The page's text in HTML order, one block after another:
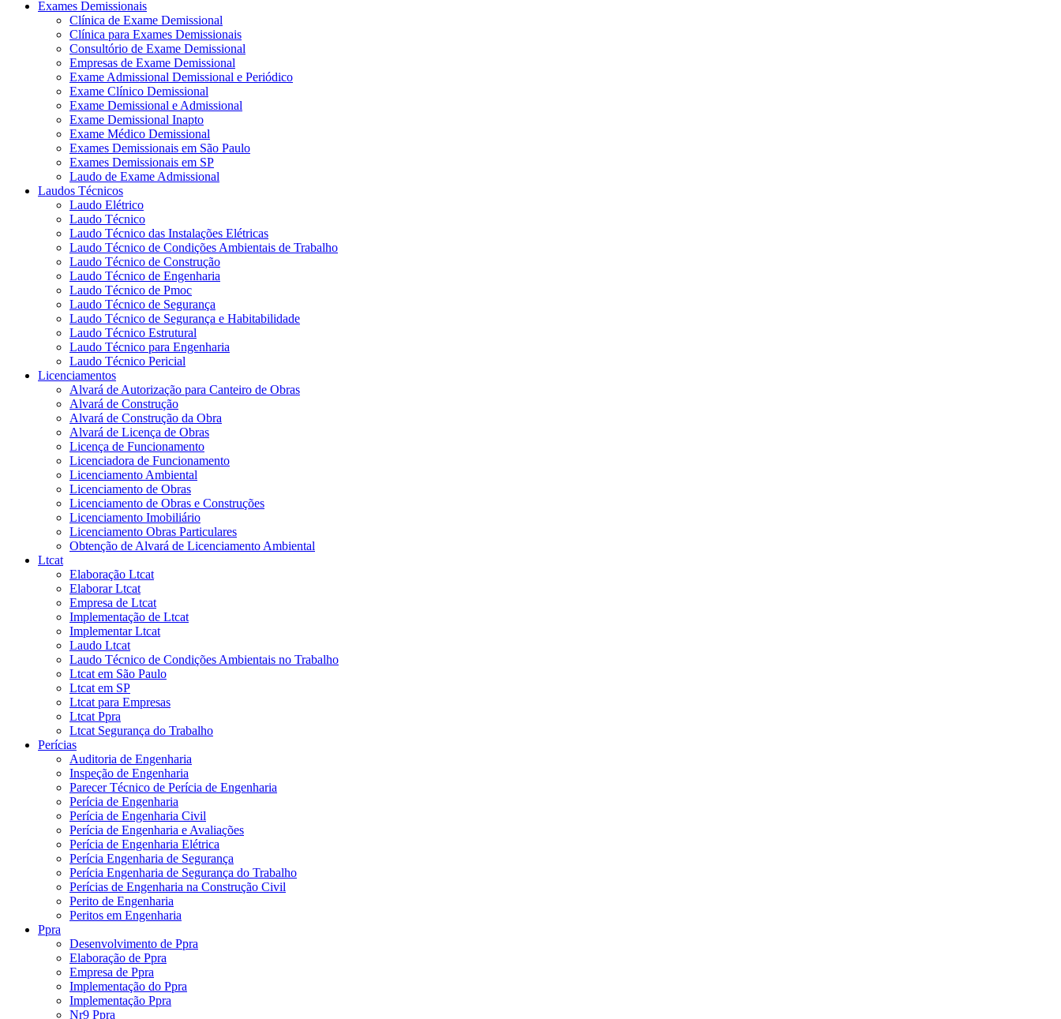
Exames Demissionais
Clínica de Exame Demissional
Clínica para Exames Demissionais
Consultório de Exame Demissional
Empresas de Exame Demissional
Exame Admissional Demissional e Periódico
Exame Clínico Demissional
Exame Demissional e Admissional
Exame Demissional Inapto
Exame Médico Demissional
Exames Demissionais em São Paulo
Exames Demissionais em SP
Laudo de Exame Admissional
Laudos Técnicos
Laudo Elétrico
Laudo Técnico
Laudo Técnico das Instalações Elétricas
Laudo Técnico de Condições Ambientais de Trabalho
Laudo Técnico de Construção
Laudo Técnico de Engenharia
Laudo Técnico de Pmoc
Laudo Técnico de Segurança
Laudo Técnico de Segurança e Habitabilidade
Laudo Técnico Estrutural
Laudo Técnico para Engenharia
Laudo Técnico Pericial
Licenciamentos
Alvará de Autorização para Canteiro de Obras
Alvará de Construção
Alvará de Construção da Obra
Alvará de Licença de Obras
Licença de Funcionamento
Licenciadora de Funcionamento
Licenciamento Ambiental
Licenciamento de Obras
Licenciamento de Obras e Construções
Licenciamento Imobiliário
Licenciamento Obras Particulares
Obtenção de Alvará de Licenciamento Ambiental
Ltcat
Elaboração Ltcat
Elaborar Ltcat
Empresa de Ltcat
Implementação de Ltcat
Implementar Ltcat
Laudo Ltcat
Laudo Técnico de Condições Ambientais no Trabalho
Ltcat em São Paulo
Ltcat em SP
Ltcat para Empresas
Ltcat Ppra
Ltcat Segurança do Trabalho
Perícias
Auditoria de Engenharia
Inspeção de Engenharia
Parecer Técnico de Perícia de Engenharia
Perícia de Engenharia
Perícia de Engenharia Civil
Perícia de Engenharia e Avaliações
Perícia de Engenharia Elétrica
Perícia Engenharia de Segurança
Perícia Engenharia de Segurança do Trabalho
Perícias de Engenharia na Construção Civil
Perito de Engenharia
Peritos em Engenharia
Ppra
Desenvolvimento de Ppra
Elaboração de Ppra
Empresa de Ppra
Implementação do Ppra
Implementação Ppra
Nr9 Ppra